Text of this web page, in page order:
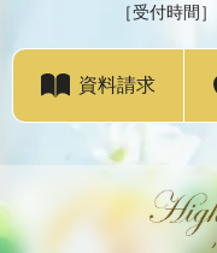
［受付時間］
資料請求